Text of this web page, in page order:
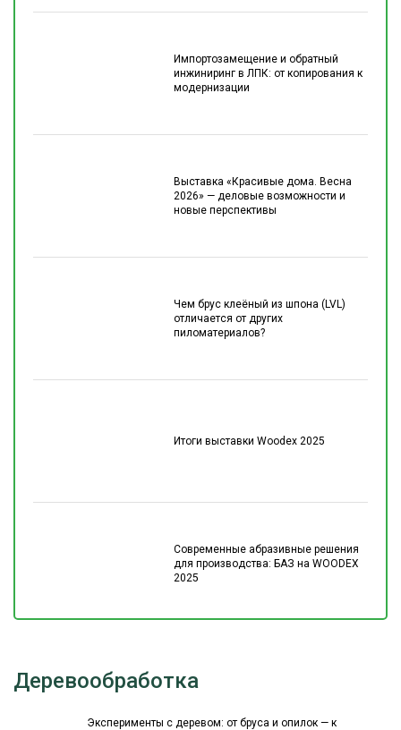
Импортозамещение и обратный
инжиниринг в ЛПК: от копирования к
модернизации
Выставка «Красивые дома. Весна
2026» — деловые возможности и
новые перспективы
Чем брус клеёный из шпона (LVL)
отличается от других
пиломатериалов?
Итоги выставки Woodex 2025
Современные абразивные решения
для производства: БАЗ на WOODEX
2025
Деревообработка
Эксперименты с деревом: от бруса и опилок — к